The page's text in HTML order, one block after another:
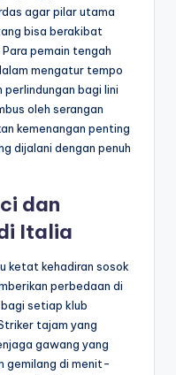
agar pilar utama
bisa berakibat
pemain tengah
mengatur tempo
perlindungan bagi lini
oleh serangan
kemenangan penting
dijalani dengan penuh
dan
Italia
ketat kehadiran sosok
perbedaan di
setiap klub
tajam yang
gawang yang
gemilang di menit-